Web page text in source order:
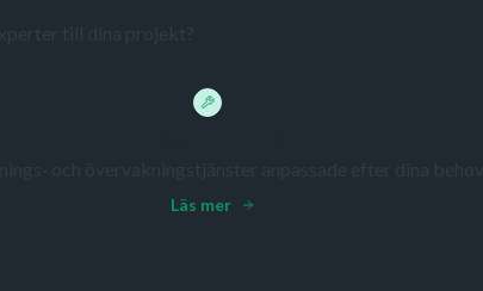
till dina projekt?
och övervakningstjänster anpassade efter dina behov.
Läs mer